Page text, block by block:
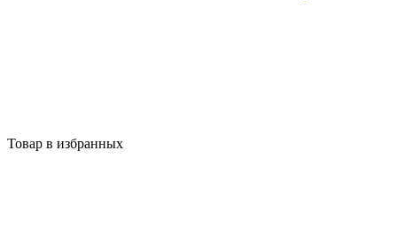
Товар в избранных